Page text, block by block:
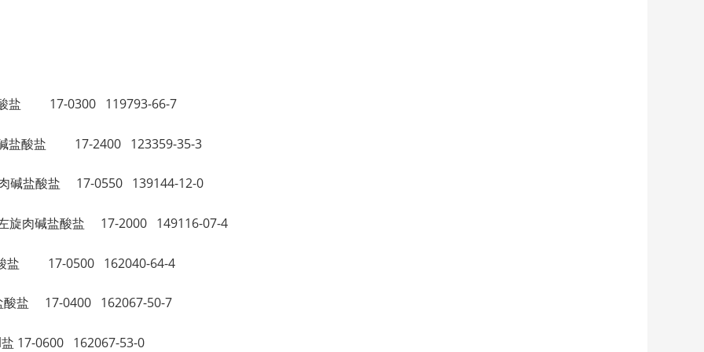
酸盐 17-0300 119793-66-7
碱盐酸盐 17-2400 123359-35-3
盐酸盐 17-0550 139144-12-0
肉碱盐酸盐 17-2000 149116-07-4
盐 17-0500 162040-64-4
酸盐 17-0400 162067-50-7
17-0600 162067-53-0